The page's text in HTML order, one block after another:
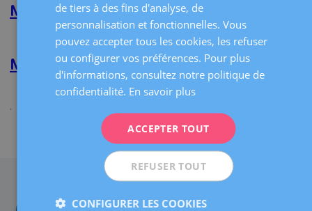
Moreno
Ruiz
Marina Sumarroca Bordas
En savoir plussur
Marina
Sumarroca
Bordas
María G. Palacios Verdú
En savoir plussur
G.
Palacios
Verdú
CONTACT
Téléphone :
de tiers à des fins d'analyse, de
personnalisation et fonctionnelles. Vous
pouvez accepter tous les cookies, les refuser
ou configurer vos préférences. Pour plus
d'informations, consultez notre politique de
confidentialité. En savoir plus
ACCEPTER TOUT
REFUSER TOUT
CONFIGURER LES COOKIES